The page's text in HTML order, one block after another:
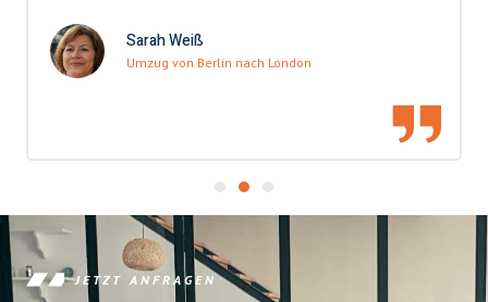
Sarah Weiß
Umzug von Berlin nach London
JETZT ANFRAGEN